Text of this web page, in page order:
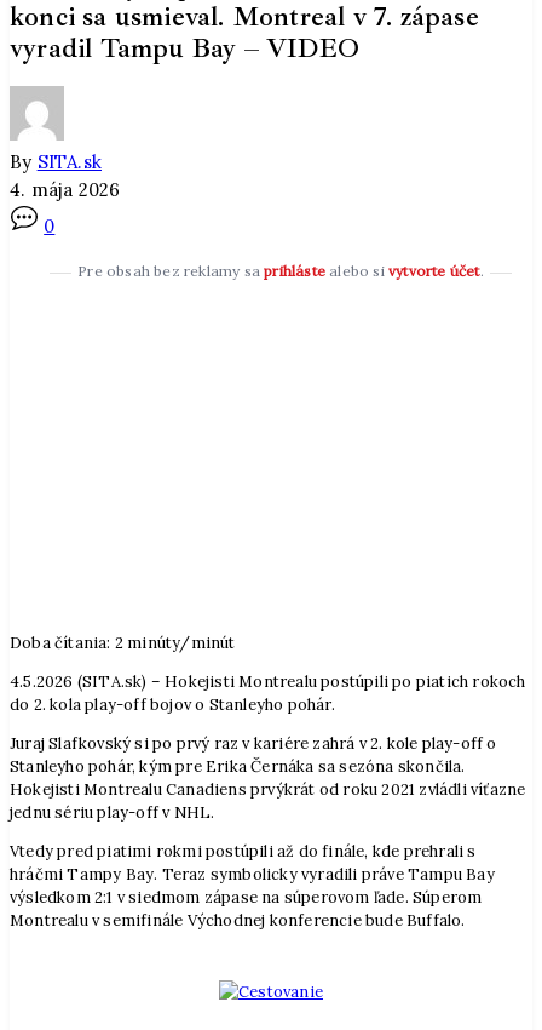
konci sa usmieval. Montreal v 7. zápase
vyradil Tampu Bay – VIDEO
By SITA.sk
4. mája 2026
0
Pre obsah bez reklamy saprihláste alebo si vytvorte účet.
Doba čítania: 2 minúty/minút
4.5.2026 (SITA.sk) – Hokejisti Montrealu postúpili po piatich rokoch
do 2. kola play-off bojov o Stanleyho pohár.
Juraj Slafkovský si po prvý raz v kariére zahrá v 2. kole play-off o
Stanleyho pohár, kým pre Erika Černáka sa sezóna skončila.
Hokejisti Montrealu Canadiens prvýkrát od roku 2021 zvládli víťazne
jednu sériu play-off v NHL.
Vtedy pred piatimi rokmi postúpili až do finále, kde prehrali s
hráčmi Tampy Bay. Teraz symbolicky vyradili práve Tampu Bay
výsledkom 2:1 v siedmom zápase na súperovom ľade. Súperom
Montrealu v semifinále Východnej konferencie bude Buffalo.